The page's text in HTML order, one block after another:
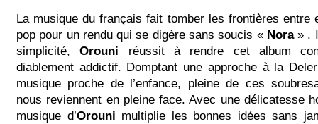
La musique du français fait tomber les frontières entre
pop pour un rendu qui se digère sans soucis « Nora» .
simplicité,Orouni réussit à rendre cet album
diablement addictif. Domptant une approche à la
musique proche de l’enfance, pleine de ces
nous reviennent en pleine face. Avec une délicatesse
musique d’Orouni multiplie les bonnes idées sans